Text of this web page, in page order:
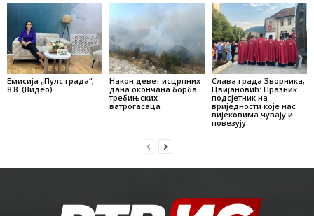
Емисија „Пулс града“,
8.8. (Видео)
Након девет исцрпних
дана окончана борба
требињских
ватрогасаца
Слава града Зворника;
Цвијановић: Празник
подсјетник на
вриједности које нас
вијековима чувају и
повезују